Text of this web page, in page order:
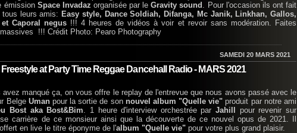
émission Space Invadaz organisée par leGravity sound . Pour l'occasion ils ont fait
tous leurs amis: Easy style, Dance Soldiah, Difanga, Mc Janik, Linkhan, Gallos,
et Caporal negus!!! 4 heures de vidéos à voir et revoir sans modération. Faites
!!! Crédit Photo: Pearo Photography
SAMEDI 20 MARS 2021
at Party Time Reggae Dancehall Radio - MARS 2021
avez manqué ça, on vous offre le replay de l'entrevue que nous avons passé avec le
Belge Umanpour la sortie de son nouvel album "Quelle vie" produit par notre ami
Bost aka Bost&Bim. 1 heure d'interview orchestrée parJahill
pour revenir sur
carrière de ce monsieur ainsi que la découverte de ce nouvel opus de 2021. Il
en live le titre éponyme de l'album "Quelle vie"pour votre plus grand plaisir.